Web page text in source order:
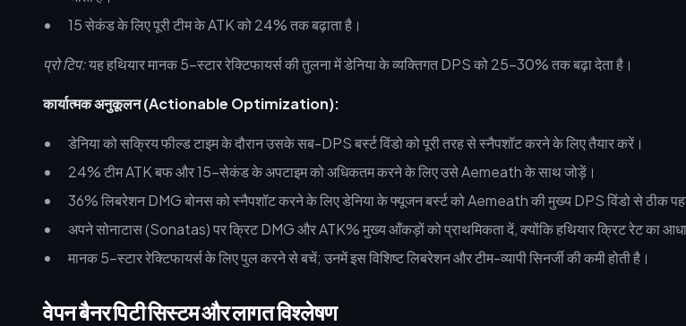
15 सेकंड के लिए पूरी टीम के ATK को 24% तक बढ़ाता है।
प्रो टिप:यह हथियार मानक 5-स्टार रेक्टिफायर्स की तुलना में डेनिया के व्यक्तिगत DPS को 25-30% तक बढ़ा देता है।
कार्यात्मक अनुकूलन (Actionable Optimization):
डेनिया को सक्रिय फील्ड टाइम के दौरान उसके सब-DPS बर्स्ट विंडो को पूरी तरह से स्नैपशॉट करने के लिए तैयार करें।
24% टीम ATK बफ और 15-सेकंड के अपटाइम को अधिकतम करने के लिए उसे Aemeath के साथ जोड़ें।
36% लिबरेशन DMG बोनस को स्नैपशॉट करने के लिए डेनिया के फ्यूजन बर्स्ट को Aemeath की मुख्य DPS विंडो से ठीक
अपने सोनाटास (Sonatas) पर क्रिट DMG और ATK% मुख्य आँकड़ों को प्राथमिकता दें, क्योंकि हथियार क्रिट रेट का
मानक 5-स्टार रेक्टिफायर्स के लिए पुल करने से बचें; उनमें इस विशिष्ट लिबरेशन और टीम-व्यापी सिनर्जी की कमी होती है।
वेपन बैनर पिटी सिस्टम और लागत विश्लेषण